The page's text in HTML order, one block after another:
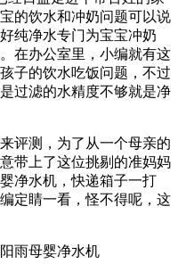
的饮水和冲奶问题可以说
纯净水专门为宝宝冲奶
在办公室里，小编就有这
子的饮水吃饭问题，不过
过滤的水精度不够就是净
测，为了从一个母亲的
带上了这位挑剔的准妈妈
净水机，快递箱子一打
定睛一看，怪不得呢，这
雨母婴净水机